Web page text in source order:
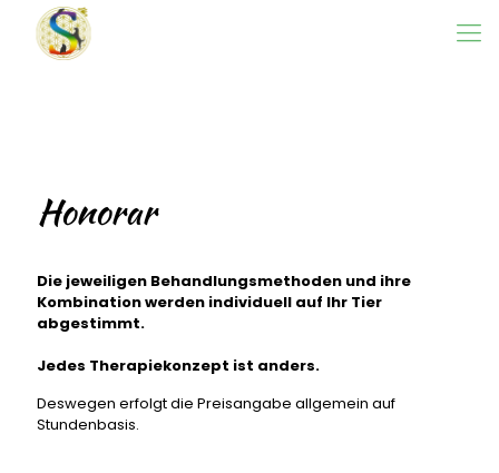
Honorar
Die jeweiligen Behandlungsmethoden und ihre
Kombination werden individuell auf Ihr Tier
abgestimmt.
Jedes Therapiekonzept ist anders.
Deswegen erfolgt die Preisangabe allgemein auf
Stundenbasis.